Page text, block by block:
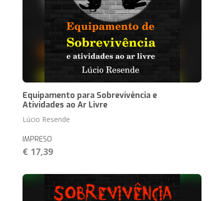
Equipamento para Sobrevivência e
Atividades ao Ar Livre
Lúcio Resende
IMPRESO
€ 17,39